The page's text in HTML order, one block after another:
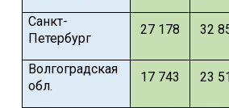
Санкт-
Петербург
27 178 32
Волгоградская
обл.
17 743 23